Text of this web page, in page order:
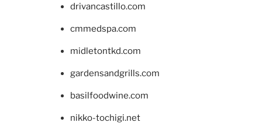
drivancastillo.com
cmmedspa.com
midletontkd.com
gardensandgrills.com
basilfoodwine.com
nikko-tochigi.net